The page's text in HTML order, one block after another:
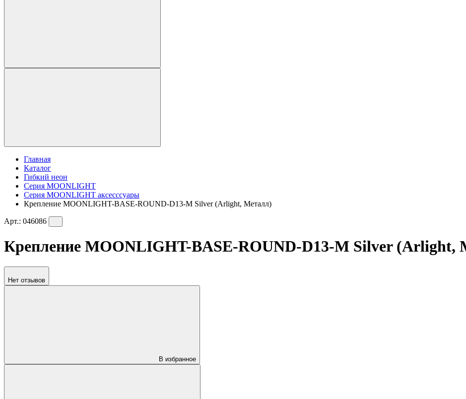
Главная
Каталог
Гибкий неон
Серия MOONLIGHT
Серия MOONLIGHT аксесссуары
Крепление MOONLIGHT-BASE-ROUND-D13-M Silver (Arlight, Металл)
Арт.: 046086
Крепление MOONLIGHT-BASE-ROUND-D13-M Silver (Arlight,
Нет отзывов
В избранное